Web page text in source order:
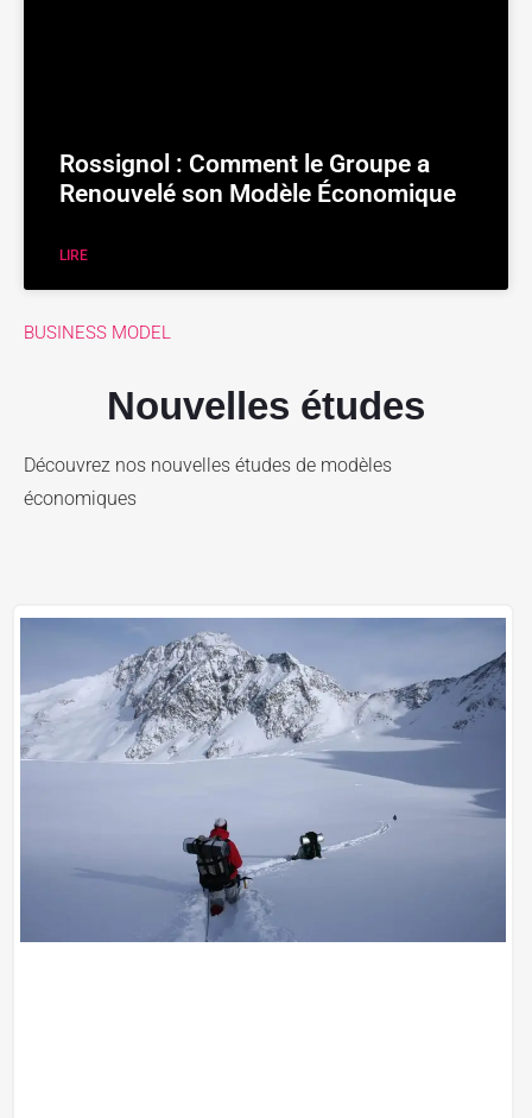
BUSINESS MODEL
Nouvelles études
Découvrez nos nouvelles études de modèles
économiques
Rossignol : Comment le Groupe a
Renouvelé son Modèle Économique
LIRE